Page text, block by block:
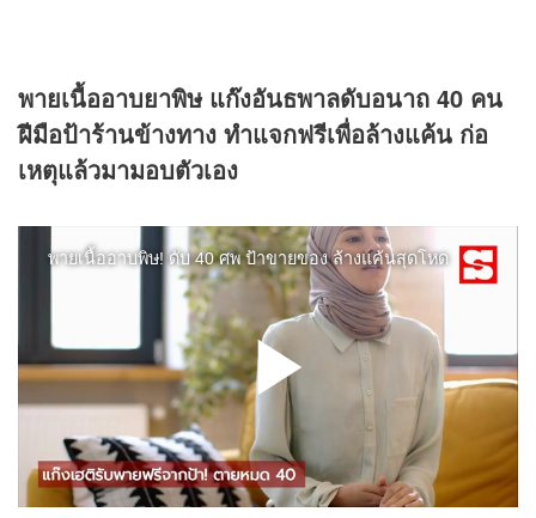
พายเนื้ออาบยาพิษ แก๊งอันธพาลดับอนาถ 40 คน
ฝีมือป้าร้านข้างทาง ทำแจกฟรีเพื่อล้างแค้น ก่อ
เหตุแล้วมามอบตัวเอง